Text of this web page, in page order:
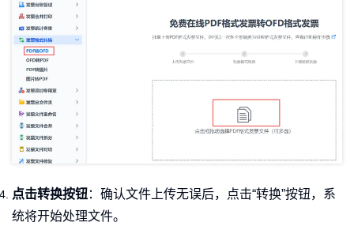
点击转换按钮：确认文件上传无误后，点击“转换”按钮，系
统将开始处理文件。